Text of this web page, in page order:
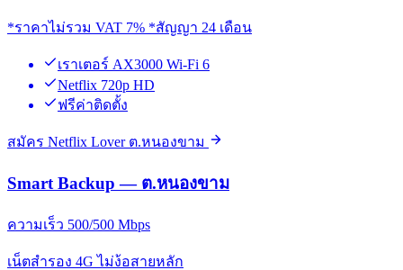
*ราคาไม่รวม VAT 7% *สัญญา 24 เดือน
เราเตอร์ AX3000 Wi-Fi 6
Netflix 720p HD
ฟรีค่าติดตั้ง
สมัคร Netflix Lover ต.หนองขาม
Smart Backup — ต.หนองขาม
ความเร็ว 500/500 Mbps
เน็ตสำรอง 4G ไม่ง้อสายหลัก